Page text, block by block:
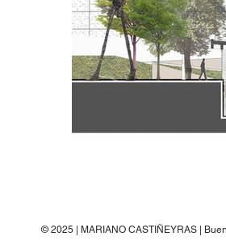
© 2025 | MARIANO CASTIÑEYRAS |